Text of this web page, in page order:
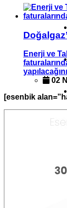
Enerji ve
02
[esenbik